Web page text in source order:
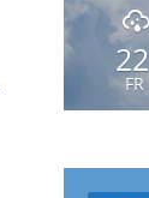
22
FR